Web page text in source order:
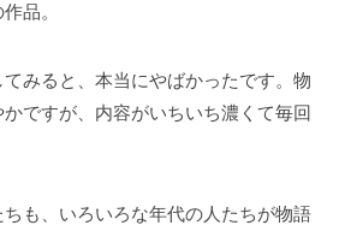
品。
みると、本当にやばかったです。物
ですが、内容がいちいち濃くて毎回
も、いろいろな年代の人たちが物語